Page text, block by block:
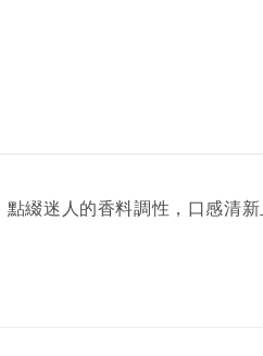
綴迷人的香料調性，口感清